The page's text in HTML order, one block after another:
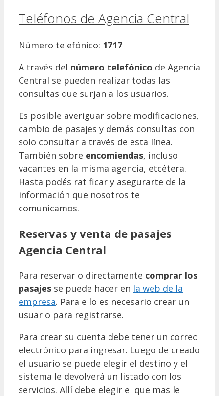
Teléfonos de Agencia Central
Número telefónico: 1717
A través del número telefónico de Agencia
Central se pueden realizar todas las
consultas que surjan a los usuarios.
Es posible averiguar sobre modificaciones,
cambio de pasajes y demás consultas con
solo consultar a través de esta línea.
También sobre encomiendas, incluso
vacantes en la misma agencia, etcétera.
Hasta podés ratificar y asegurarte de la
información que nosotros te
comunicamos.
Reservas y venta de pasajes
Agencia Central
Para reservar o directamente comprar los
pasajes se puede hacer en la web de la
empresa. Para ello es necesario crear un
usuario para registrarse.
Para crear su cuenta debe tener un correo
electrónico para ingresar. Luego de creado
el usuario se puede elegir el destino y el
sistema le devolverá un listado con los
servicios. Allí debe elegir el que mas le